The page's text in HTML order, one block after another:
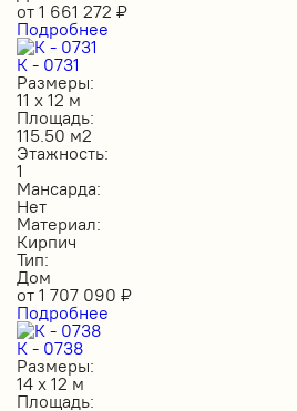
от 1 661 272 ₽
Подробнее
К - 0731
Размеры:
11 х 12 м
Площадь:
115.50 м2
Этажность:
1
Мансарда:
Нет
Материал:
Кирпич
Тип:
Дом
от 1 707 090 ₽
Подробнее
К - 0738
Размеры:
14 х 12 м
Площадь: